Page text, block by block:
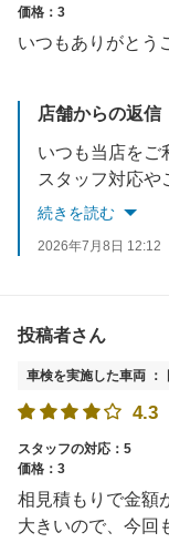
価格：3
いつもありがとう
店舗からの返信
スタッフ対応やご説明
価格や作業スピードにつ
続きを読む
2026年7月8日 12:12
投稿者さん
車検を実施した車両 ：
4.3
スタッフの対応：5
価格：3
相見積もりで金額
大きいので、今回